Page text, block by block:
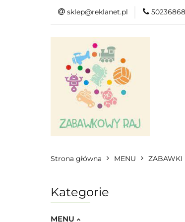
sklep@reklanet.pl
Strona główna MENU ZABAWKI
Kategorie
MENU